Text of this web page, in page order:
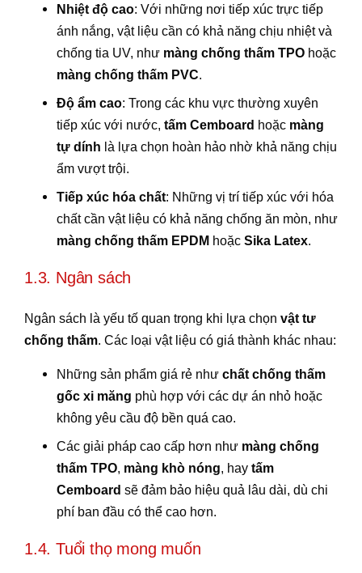
Nhiệt độ cao: Với những nơi tiếp xúc trực tiếp
ánh nắng, vật liệu cần có khả năng chịu nhiệt và
chống tia UV, như màng chống thấm TPO hoặc
màng chống thấm PVC.
Độ ẩm cao: Trong các khu vực thường xuyên
tiếp xúc với nước, tấm Cemboard hoặc màng
tự dính là lựa chọn hoàn hảo nhờ khả năng chịu
ẩm vượt trội.
Tiếp xúc hóa chất: Những vị trí tiếp xúc với hóa
chất cần vật liệu có khả năng chống ăn mòn, như
màng chống thấm EPDM hoặc Sika Latex.
1.3. Ngân sách
Ngân sách là yếu tố quan trọng khi lựa chọn vật tư
chống thấm. Các loại vật liệu có giá thành khác nhau:
Những sản phẩm giá rẻ như chất chống thấm
gốc xi măng phù hợp với các dự án nhỏ hoặc
không yêu cầu độ bền quá cao.
Các giải pháp cao cấp hơn như màng chống
thấm TPO, màng khò nóng, hay tấm
Cemboard sẽ đảm bảo hiệu quả lâu dài, dù chi
phí ban đầu có thể cao hơn.
1.4. Tuổi thọ mong muốn